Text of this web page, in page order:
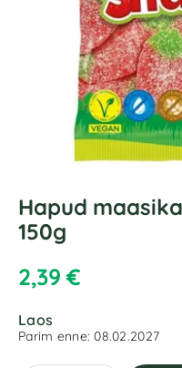
Hapud
150g
2,39€
Laos
Parim enne:08.02.2027